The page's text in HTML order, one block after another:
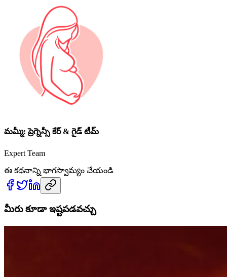
మమ్మీ: ప్రెగ్నెన్సీ కేర్ & గైడ్ టీమ్
Expert Team
ఈ కథనాన్ని భాగస్వామ్యం చేయండి
మీరు కూడా ఇష్టపడవచ్చు